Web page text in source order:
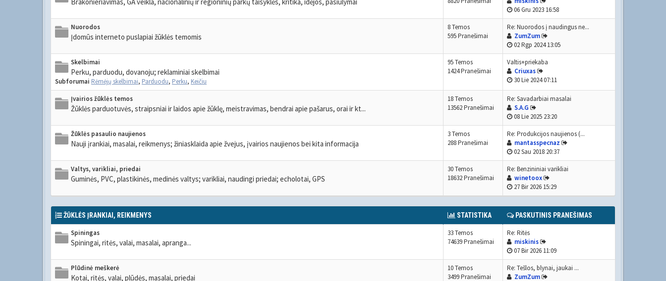
06 Gru 2023 16:58
Nuorodos
Įdomūs interneto puslapiai žūklės temomis
8 Temos
595 Pranešimai
Re: Nuorodos į naudingus ne...
ZumZum
02 Rgp 2024 13:05
Skelbimai
Perku, parduodu, dovanoju; reklaminiai skelbimai
Subforumai Rėmėjų skelbimai, Parduodu, Perku, Keičiu
95 Temos
1424 Pranešimai
Valtis+priekaba
Criuxas
30 Lie 2024 07:11
Įvairios žūklės temos
Žūklės parduotuvės, straipsniai ir laidos apie žūklę, meistravimas, bendrai apie pašarus, orai ir kt...
18 Temos
13562 Pranešimai
Re: Savadarbiai masalai
S.A.G
08 Lie 2025 23:20
Žūklės pasaulio naujienos
Nauji įrankiai, masalai, reikmenys; žiniasklaida apie žvejus, įvairios naujienos bei kita informacija
3 Temos
288 Pranešimai
Re: Produkcijos naujienos (...
mantasspecnaz
02 Sau 2018 20:37
Valtys, varikliai, priedai
Guminės, PVC, plastikinės, medinės valtys; varikliai, naudingi priedai; echolotai, GPS
30 Temos
18632 Pranešimai
Re: Benzininiai varikliai
winetoox
27 Bir 2026 15:29
ŽŪKLĖS ĮRANKIAI, REIKMENYS STATISTIKA PASKUTINIS PRANEŠIMAS
Spiningas
Spiningai, ritės, valai, masalai, apranga...
33 Temos
74639 Pranešimai
Re: Ritės
miskinis
07 Bir 2026 11:09
Plūdinė meškerė
Kotai, ritės, valai, plūdės, masalai, priedai
10 Temos
3499 Pranešimai
Re: Tešlos, blynai, jaukai ...
ZumZum